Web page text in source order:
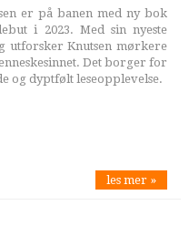
er på banen med ny bok
i 2023. Med sin nyeste
utforsker Knutsen mørkere
Det borger for
og dyptfølt leseopplevelse.
les mer »